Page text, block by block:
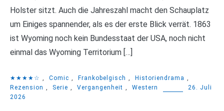
Holster sitzt. Auch die Jahreszahl macht den Schauplatz
um Einiges spannender, als es der erste Blick verrät. 1863
ist Wyoming noch kein Bundesstaat der USA, noch nicht
einmal das Wyoming Territorium […]
★★★★☆ Comic Frankobelgisch Historiendrama
Rezension
Serie Vergangenheit Western
26. Juli
2026